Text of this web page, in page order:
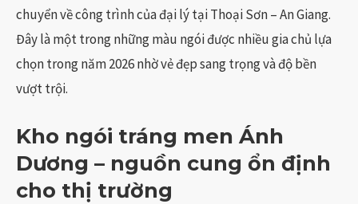
chuyển về công trình của đại lý tại Thoại Sơn – An Giang.
Đây là một trong những màu ngói được nhiều gia chủ lựa
chọn trong năm 2026 nhờ vẻ đẹp sang trọng và độ bền
vượt trội.
Kho ngói tráng men Ánh
Dương – nguồn cung ổn định
cho thị trường